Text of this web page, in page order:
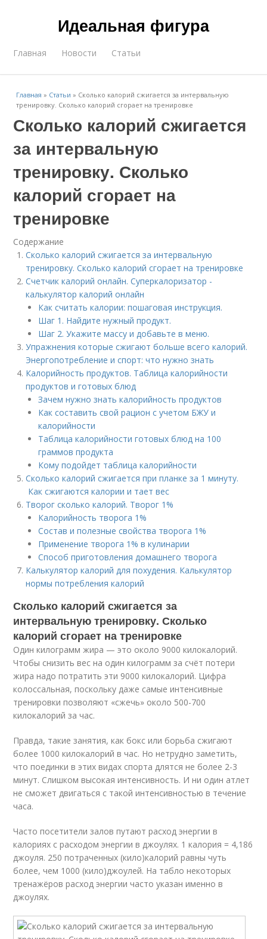
Идеальная фигура
Главная Новости Статьи
Главная » Статьи » Сколько калорий сжигается за интервальную
тренировку. Сколько калорий сгорает на тренировке
Сколько калорий сжигается
за интервальную
тренировку. Сколько
калорий сгорает на
тренировке
Содержание
Сколько калорий сжигается за интервальную
тренировку. Сколько калорий сгорает на тренировке
Счетчик калорий онлайн. Суперкалоризатор -
калькулятор калорий онлайн
Как считать калории: пошаговая инструкция.
Шаг 1. Найдите нужный продукт.
Шаг 2. Укажите массу и добавьте в меню.
Упражнения которые сжигают больше всего калорий.
Энергопотребление и спорт: что нужно знать
Калорийность продуктов. Таблица калорийности
продуктов и готовых блюд
Зачем нужно знать калорийность продуктов
Как составить свой рацион с учетом БЖУ и
калорийности
Таблица калорийности готовых блюд на 100
граммов продукта
Кому подойдет таблица калорийности
Сколько калорий сжигается при планке за 1 минуту.
Как сжигаются калории и тает вес
Творог сколько калорий. Творог 1%
Калорийность творога 1%
Состав и полезные свойства творога 1%
Применение творога 1% в кулинарии
Способ приготовления домашнего творога
Калькулятор калорий для похудения. Калькулятор
нормы потребления калорий
Сколько калорий сжигается за
интервальную тренировку. Сколько
калорий сгорает на тренировке
Один килограмм жира — это около 9000 килокалорий.
Чтобы снизить вес на один килограмм за счёт потери
жира надо потратить эти 9000 килокалорий. Цифра
колоссальная, поскольку даже самые интенсивные
тренировки позволяют «сжечь» около 500-700
килокалорий за час.
Правда, такие занятия, как бокс или борьба сжигают
более 1000 килокалорий в час. Но нетрудно заметить,
что поединки в этих видах спорта длятся не более 2-3
минут. Слишком высокая интенсивность. И ни один атлет
не сможет двигаться с такой интенсивностью в течение
часа.
Часто посетители залов путают расход энергии в
калориях с расходом энергии в джоулях. 1 калория = 4,186
джоуля. 250 потраченных (кило)калорий равны чуть
более, чем 1000 (кило)джоулей. На табло некоторых
тренажёров расход энергии часто указан именно в
джоулях.